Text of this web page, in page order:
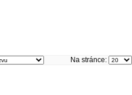
Na stránce: